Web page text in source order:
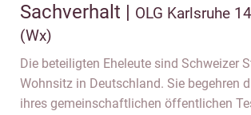
Sachverhalt | OLG Karlsruhe
(Wx)
Die beteiligten Eheleute sind Schweizer
Wohnsitz in Deutschland. Sie begehren
ihres gemeinschaftlichen öffentlichen